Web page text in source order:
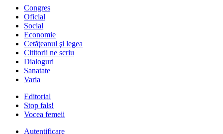
Congres
Oficial
Social
Economie
Cetăţeanul şi legea
Cititorii ne scriu
Dialoguri
Sanatate
Varia
Editorial
Stop fals!
Vocea femeii
Autentificare